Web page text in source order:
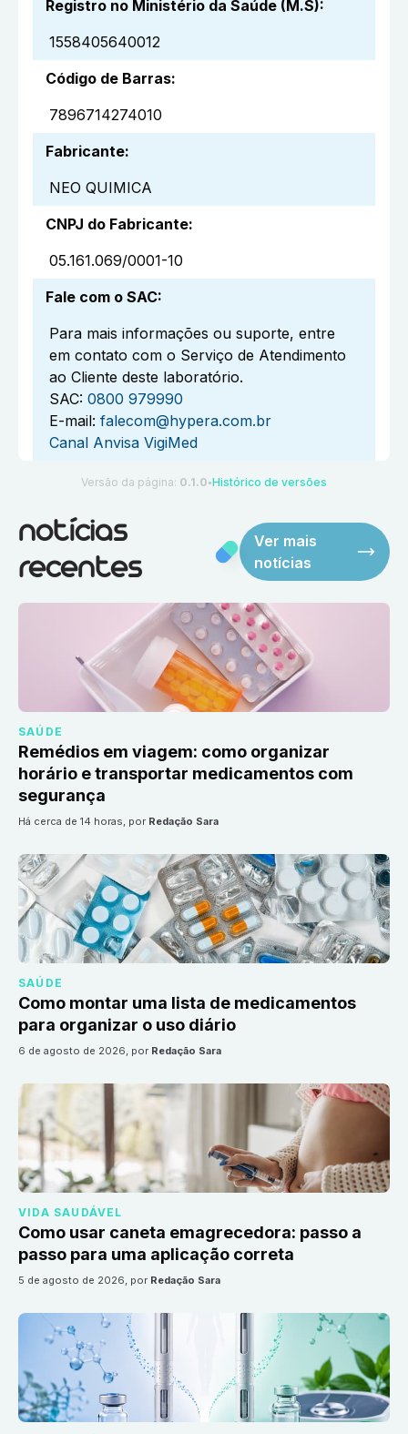
Registro no Ministério da Saúde (M.S):
1558405640012
Código de Barras:
7896714274010
Fabricante:
NEO QUIMICA
CNPJ do Fabricante:
05.161.069/0001-10
Fale com o SAC:
Para mais informações ou suporte, entre
em contato com o Serviço de Atendimento
ao Cliente deste laboratório.
SAC: 0800 979990
E-mail: falecom@hypera.com.br
Canal Anvisa VigiMed
Versão da página: 0.1.0 ●Histórico de versões
notícias
recentes
Ver mais
notícias
SAÚDE
Remédios em viagem: como organizar
horário e transportar medicamentos com
segurança
há cerca de 14 horas, por Redação Sara
SAÚDE
Como montar uma lista de medicamentos
para organizar o uso diário
6 de agosto de 2026, por Redação Sara
VIDA SAUDÁVEL
Como usar caneta emagrecedora: passo a
passo para uma aplicação correta
5 de agosto de 2026, por Redação Sara